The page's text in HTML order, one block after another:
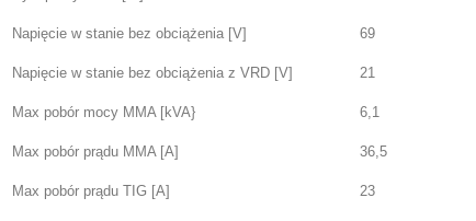
Napięcie w stanie bez obciążenia [V] 69
Napięcie w stanie bez obciążenia z VRD [V] 21
Max pobór mocy MMA [kVA} 6,1
Max pobór prądu MMA [A] 36,5
Max pobór prądu TIG [A] 23